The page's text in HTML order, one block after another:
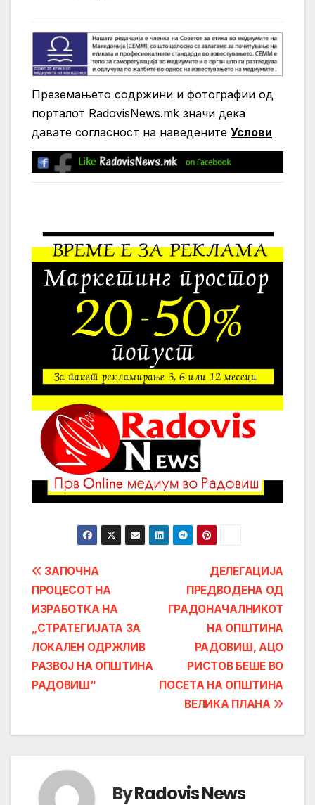
Преземањето содржини и фотографии од
порталот RadovisNews.mk значи дека
давате согласност на нaведените Услови
Post
navigation
ДЕЛЕГАЦИЈА
ПРЕДВОДЕНА ОД
ГРАДОНАЧАЛНИКОТ
НА ОПШТИНА
РАДОВИШ, АЦО
РИСТОВ БЕШЕ ВО
ПОСЕТА НА ОПШТИНА
ВЕЛИКА ПЛАНА
ЗАПОЧНА
ПРОЦЕСОТ НА
ИЗРАБОТКА НА
„СТРАТЕГИЈАТА ЗА
ЛОКАЛЕН ОДРЖЛИВ
РАЗВОЈ НА ОПШТИНА
РАДОВИШ“
ByRadovis News